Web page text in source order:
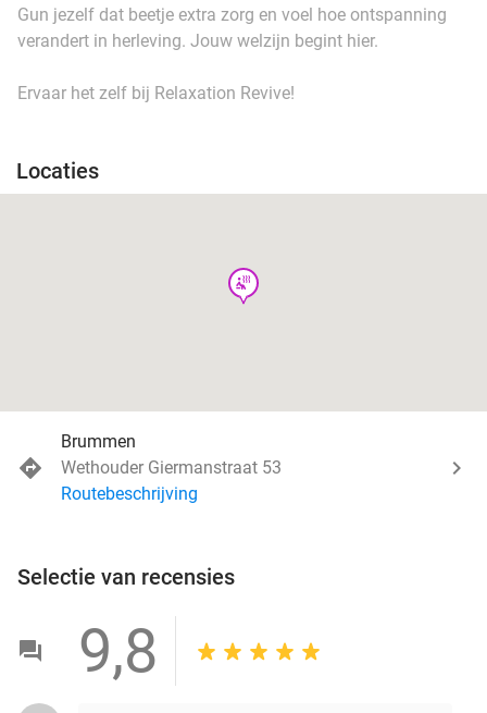
Gun jezelf dat beetje extra zorg en voel hoe ontspanning
verandert in herleving. Jouw welzijn begint hier.
Ervaar het zelf bij Relaxation Revive!
Locaties
wellness
Brummen
Wethouder Giermanstraat 53
Routebeschrijving
Selectie van recensies
9,8